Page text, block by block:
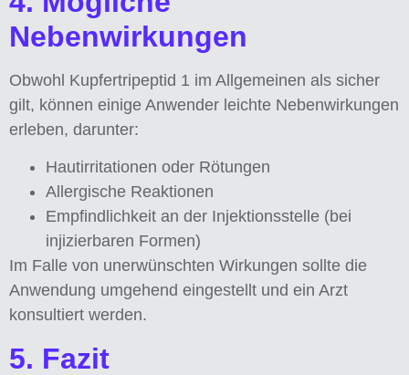
Nebenwirkungen
Obwohl Kupfertripeptid 1 im Allgemeinen als sicher
gilt, können einige Anwender leichte Nebenwirkungen
erleben, darunter:
Hautirritationen oder Rötungen
Allergische Reaktionen
Empfindlichkeit an der Injektionsstelle (bei
injizierbaren Formen)
Im Falle von unerwünschten Wirkungen sollte die
Anwendung umgehend eingestellt und ein Arzt
konsultiert werden.
5. Fazit